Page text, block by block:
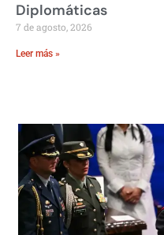
Diplomáticas
7 de agosto, 2026
Leer más »